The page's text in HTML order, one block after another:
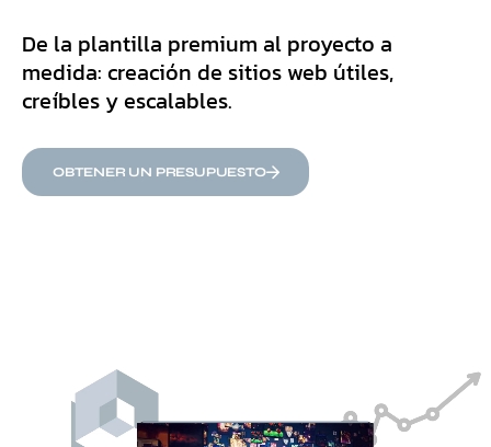
De la plantilla premium al proyecto a
medida: creación de sitios web útiles,
creíbles y escalables.
OBTENER UN PRESUPUESTO